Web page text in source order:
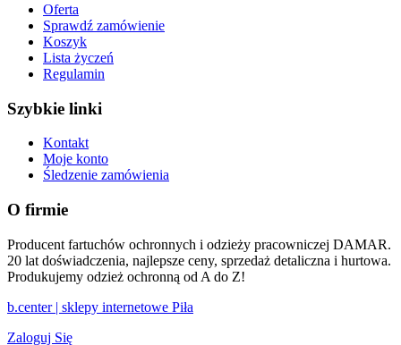
Oferta
Sprawdź zamówienie
Koszyk
Lista życzeń
Regulamin
Szybkie linki
Kontakt
Moje konto
Śledzenie zamówienia
O firmie
Producent fartuchów ochronnych i odzieży pracowniczej DAMAR.
20 lat doświadczenia, najlepsze ceny, sprzedaż detaliczna i hurtowa.
Produkujemy odzież ochronną od A do Z!
b.center | sklepy internetowe Piła
Zaloguj Się